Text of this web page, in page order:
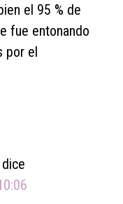
el 95 % de
fue entonando
por el
dice